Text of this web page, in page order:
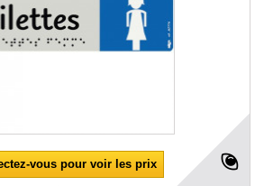
vous pour voir les prix